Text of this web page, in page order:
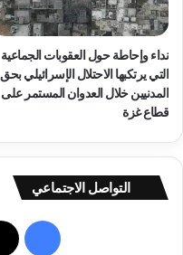
نداء وإحاطة حول العقوبات الجماعية
التي يرتكبها الاحتلال الإسرائيلي بحق
المدنيين خلال العدوان المستمر على
قطاع غزة
التواصل الاجتماعي